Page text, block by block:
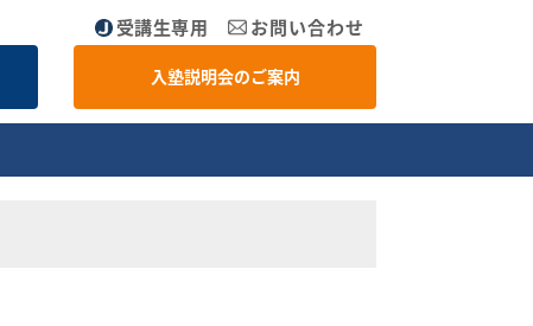
受講生専用 お問い合わせ
入塾説明会のご案内